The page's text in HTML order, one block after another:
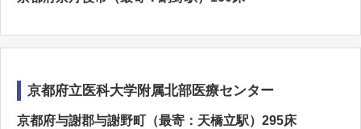
京都府立医科大学附属北部医療センター
京都府与謝郡与謝野町（最寄：天橋立駅）295床